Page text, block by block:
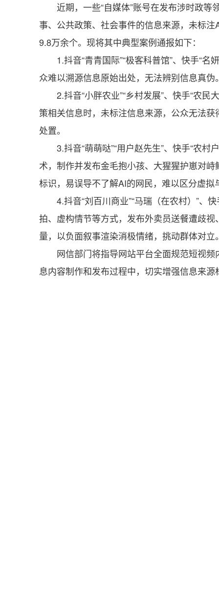
近期，一些“自媒体”账号在发布涉时政
事、公共政策、社会事件的信息来源，未标
9.8万余个。现将其中典型案例通报如下：
1.抖音“青青国际”“极客科普馆”、快手“
众难以溯源信息原始出处，无法辨别信息真
2.抖音“小胖农业”“乡村发展”、快手“农
策相关信息时，未标注信息来源，公众无法
处置。
3.抖音“萌萌哒”“用户赵先生”、快手“农村
术，制作并发布金毛抱小孩、大猩猩护崽对
标识，易误导不了解AI的网民，难以区分虚
4.抖音“刘百川商业”“马瑞（在农村）”、
拍、虚构情节等方式，发布外卖员送餐遭歧
量，以负面叙事渲染消极情绪，挑动群体对
网信部门将指导网站平台全面规范短视
息内容制作和发布过程中，切实增强信息来